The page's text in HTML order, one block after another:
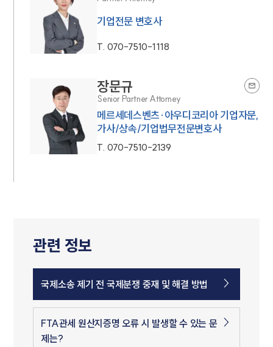
대륜법률상담예약
기업전문 변호사
T. 070-7510-1118
장문규
Senior Partner Attorney
메르세데스벤츠·아우디코리아 기업자문,
가사/상속/기업법무전문변호사
T. 070-7510-2139
관련 정보
국제소송 제기 전 국제분쟁 중재 및 해결 방법
FTA관세 원산지증명 오류 시 발생할 수 있는 문
제는?